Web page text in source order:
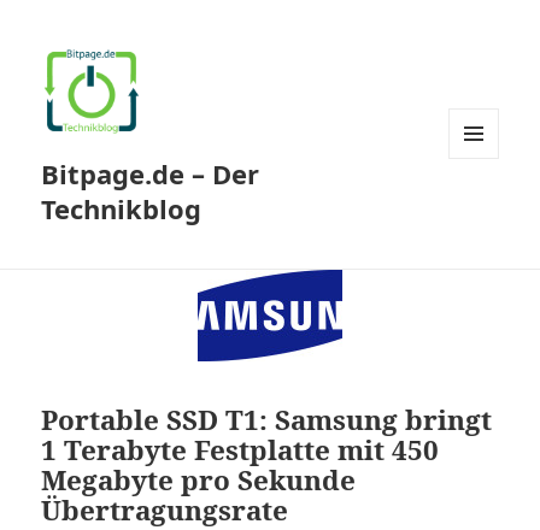
Bitpage.de – Der
Technikblog
Portable SSD T1: Samsung bringt
1 Terabyte Festplatte mit 450
Megabyte pro Sekunde
Übertragungsrate